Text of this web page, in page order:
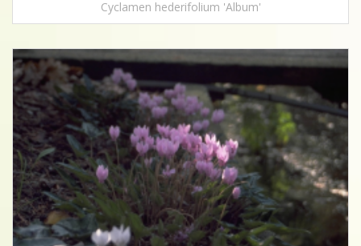
Cyclamen hederifolium 'Album'